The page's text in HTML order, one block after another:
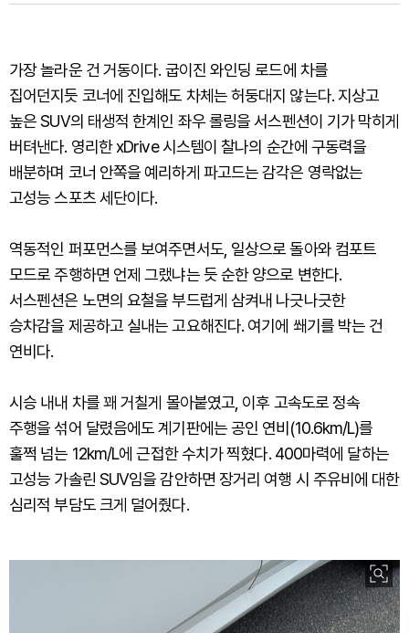
가장 놀라운 건 거동이다. 굽이진 와인딩 로드에 차를
집어던지듯 코너에 진입해도 차체는 허둥대지 않는다. 지상고
높은 SUV의 태생적 한계인 좌우 롤링을 서스펜션이 기가 막히게
버텨낸다. 영리한 xDrive 시스템이 찰나의 순간에 구동력을
배분하며 코너 안쪽을 예리하게 파고드는 감각은 영락없는
고성능 스포츠 세단이다.
역동적인 퍼포먼스를 보여주면서도, 일상으로 돌아와 컴포트
모드로 주행하면 언제 그랬냐는 듯 순한 양으로 변한다.
서스펜션은 노면의 요철을 부드럽게 삼켜내 나긋나긋한
승차감을 제공하고 실내는 고요해진다. 여기에 쐐기를 박는 건
연비다.
시승 내내 차를 꽤 거칠게 몰아붙였고, 이후 고속도로 정속
주행을 섞어 달렸음에도 계기판에는 공인 연비(10.6km/L)를
훌쩍 넘는 12km/L에 근접한 수치가 찍혔다. 400마력에 달하는
고성능 가솔린 SUV임을 감안하면 장거리 여행 시 주유비에 대한
심리적 부담도 크게 덜어줬다.